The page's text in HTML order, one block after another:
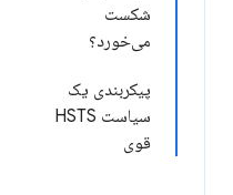
شکست
می‌خورد؟
پیکربندی یک
سیاست HSTS
قوی